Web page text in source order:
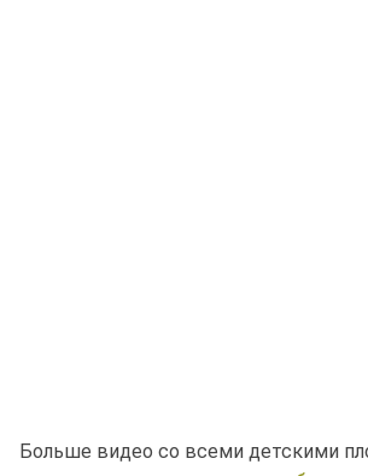
Больше видео со всеми детскими